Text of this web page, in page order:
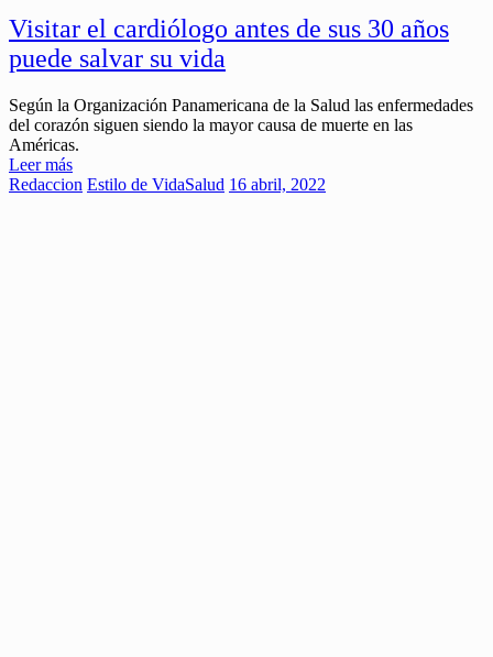
Visitar el cardiólogo antes de sus 30 años
puede salvar su vida
Según la Organización Panamericana de la Salud las enfermedades
del corazón siguen siendo la mayor causa de muerte en las
Américas.
Leer más
Redaccion Estilo de VidaSalud 16 abril, 2022